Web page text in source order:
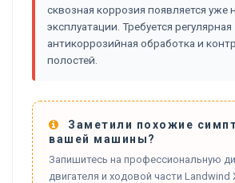
сквозная коррозия появляется уже
эксплуатации. Требуется регулярная
антикоррозийная обработка и
полостей.
Заметили похожие
вашей машины?
Запишитесь на профессиональную
двигателя и ходовой части Landwind